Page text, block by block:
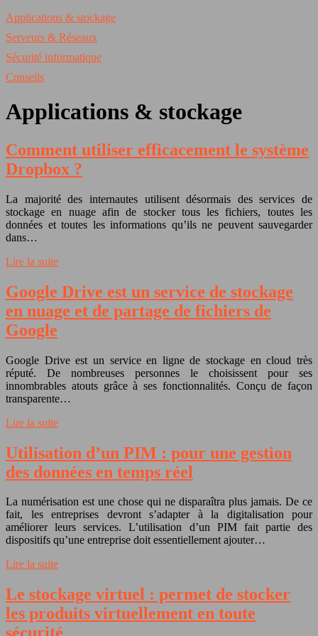
Applications & stockage
Serveurs & Réseaux
Sécurité informatique
Conseils
Applications & stockage
Comment utiliser efficacement le système
Dropbox ?
La majorité des internautes utilisent désormais des services de
stockage en nuage afin de stocker tous les fichiers, toutes les
données et toutes les informations qu’ils ne peuvent sauvegarder
dans…
Lire la suite
Google Drive est un service de stockage
en nuage et de partage de fichiers de
Google
Google Drive est un service en ligne de stockage en cloud très
réputé. De nombreuses personnes le choisissent pour ses
innombrables atouts grâce à ses fonctionnalités. Conçu de façon
transparente…
Lire la suite
Utilisation d’un PIM : pour une gestion
des données en temps réel
La numérisation est une chose qui ne disparaîtra plus jamais. De ce
fait, les entreprises devront s’adapter à la digitalisation pour
améliorer leurs services. L’utilisation d’un PIM fait partie des
dispositifs qu’une entreprise doit essentiellement ajouter…
Lire la suite
Le stockage virtuel : permet de stocker
les produits virtuellement en toute